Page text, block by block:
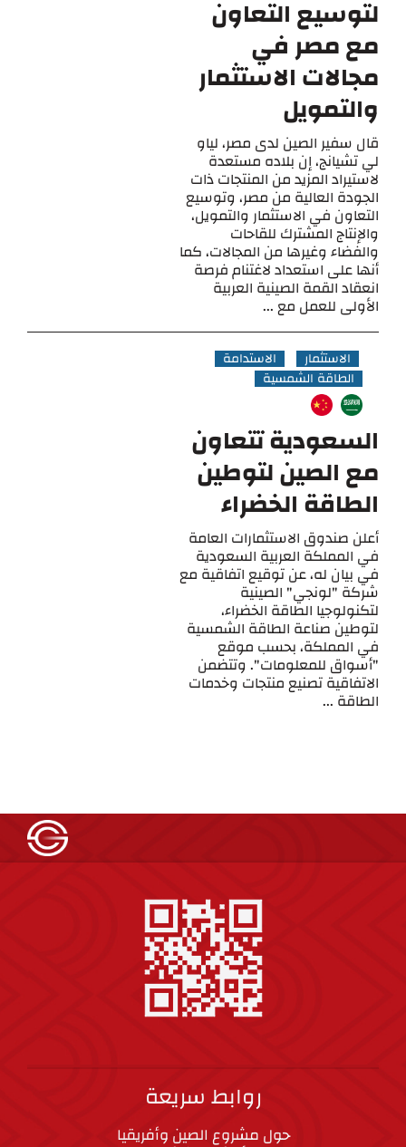
لتوسيع التعاون
مع مصر في
مجالات الاستثمار
والتمويل
قال سفير الصين لدى مصر، لياو
لي تشيانج، إن بلاده مستعدة
لاستيراد المزيد من المنتجات ذات
الجودة العالية من مصر، وتوسيع
التعاون في الاستثمار والتمويل،
والإنتاج المشترك للقاحات
والفضاء وغيرها من المجالات، كما
أنها على استعداد لاغتنام فرصة
انعقاد القمة الصينية العربية
الأولى للعمل مع ...
الاستثمار
الاستدامة
الطاقة الشمسية
السعودية تتعاون
مع الصين لتوطين
الطاقة الخضراء
أعلن صندوق الاستثمارات العامة
في المملكة العربية السعودية
في بيان له، عن توقيع اتفاقية مع
شركة "لونجي" الصينية
لتكنولوجيا الطاقة الخضراء،
لتوطين صناعة الطاقة الشمسية
في المملكة، بحسب موقع
"أسواق للمعلومات". وتتضمن
الاتفاقية تصنيع منتجات وخدمات
الطاقة ...
روابط سريعة
حول مشروع الصين وأفريقيا